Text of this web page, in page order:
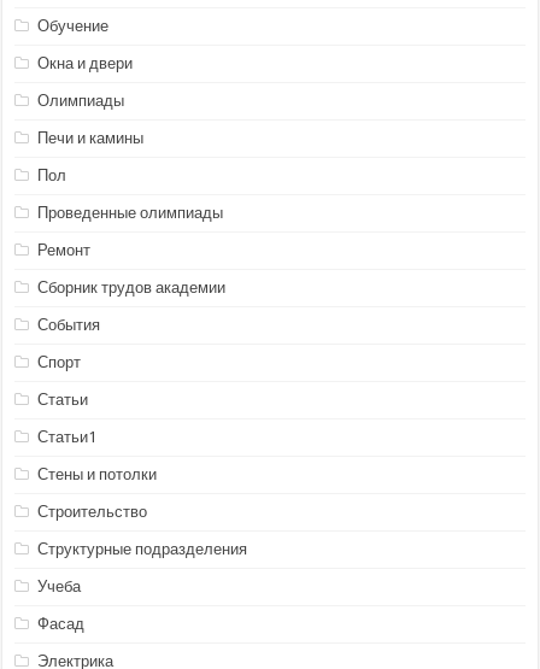
Обучение
Окна и двери
Олимпиады
Печи и камины
Пол
Проведенные олимпиады
Ремонт
Сборник трудов академии
События
Спорт
Статьи
Статьи1
Стены и потолки
Строительство
Структурные подразделения
Учеба
Фасад
Электрика